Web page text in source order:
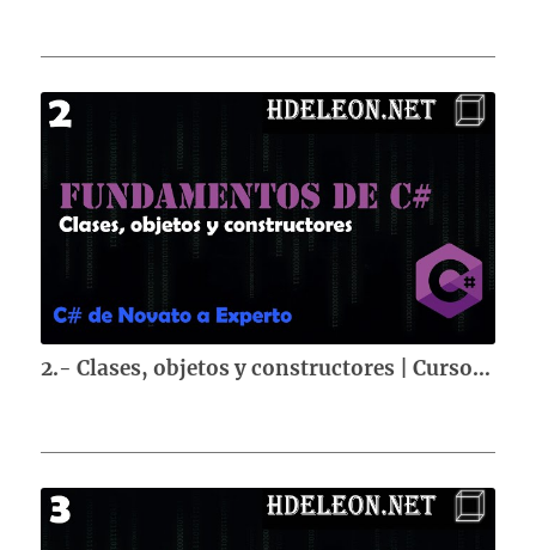
2.- Clases, objetos y constructores | Curso de fundamentos de C#